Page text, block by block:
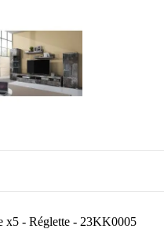
x5 - Réglette - 23KK0005